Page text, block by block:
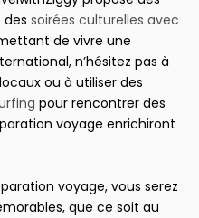
des soirées culturelles avec
de vivre une
n’hésitez pas à
ou à utiliser des
pour rencontrer des
voyage enrichiront
voyage, vous serez
que ce soit au